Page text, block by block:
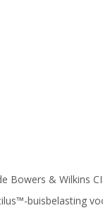
Bowers & Wilkins
buisbelasting